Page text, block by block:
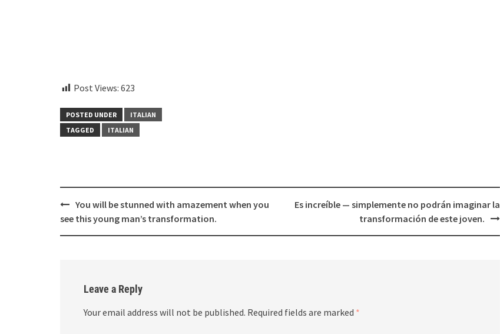
Post Views: 623
POSTED UNDER
ITALIAN
TAGGED
ITALIAN
Post
navigation
You will be stunned with amazement when you
see this young man’s transformation.
Es increíble — simplemente no podrán imaginar la
transformación de este joven.
Leave a Reply
Your email address will not be published. Required fields are marked *